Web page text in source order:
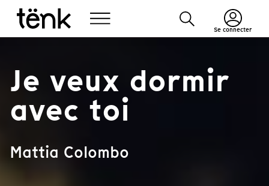
Se connecter
Je veux dormir
avec toi
Mattia Colombo